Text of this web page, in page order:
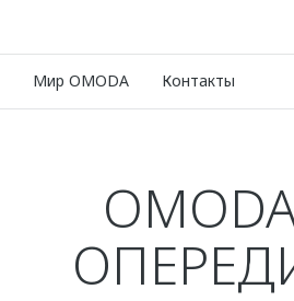
Мир OMODA Контакты